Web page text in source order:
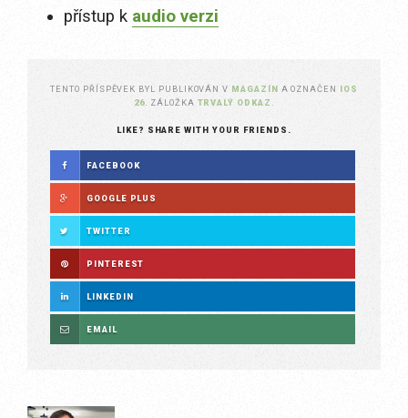
přístup k audio verzi
TENTO PŘÍSPĚVEK BYL PUBLIKOVÁN V MAGAZÍN A OZNAČEN IOS
26 . ZÁLOŽKA TRVALÝ ODKAZ
LIKE? SHARE WITH YOUR FRIENDS.
FACEBOOK
GOOGLE PLUS
TWITTER
PINTEREST
LINKEDIN
EMAIL